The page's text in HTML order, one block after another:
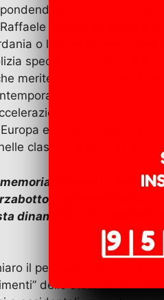
un’adeguata
Oriani,
o l’affondamento
speciale di Trump,
meriterebbero sul piano
perché nel
verso la
e poi anche in Italia
classi dirigenti, e per
memoria” affronti il
agli eventi attuali
dinamica della
il peso e il senso – se
dello stato di